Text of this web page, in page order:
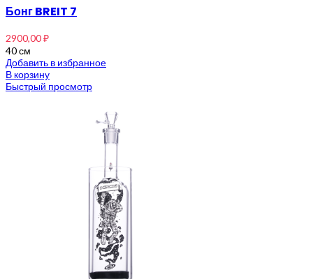
Бонг BREIT 7
2900,00₽
40 см
Добавить в избранное
В корзину
Быстрый просмотр